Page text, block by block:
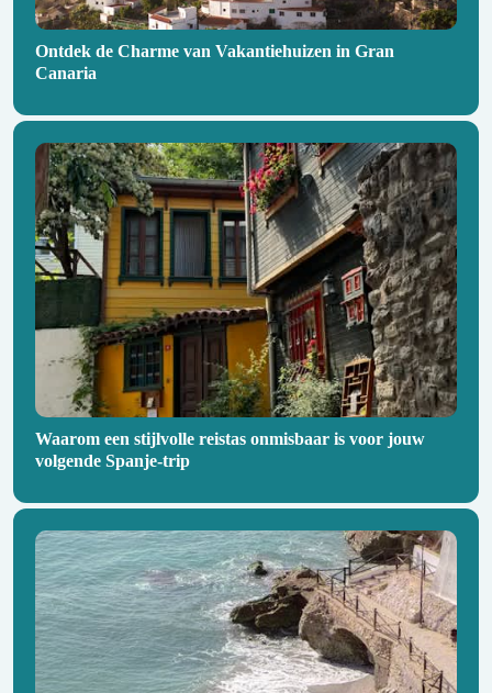
Ontdek de Charme van Vakantiehuizen in Gran
Canaria
Waarom een stijlvolle reistas onmisbaar is voor jouw
volgende Spanje-trip